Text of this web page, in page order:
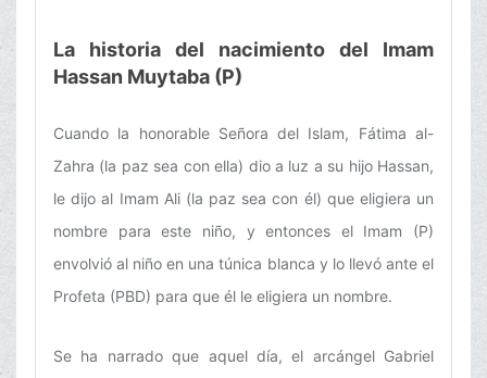
La historia del nacimiento del Imam
Hassan Muytaba (P)
Cuando la honorable Señora del Islam, Fátima al-
Zahra (la paz sea con ella) dio a luz a su hijo Hassan,
le dijo al Imam Ali (la paz sea con él) que eligiera un
nombre para este niño, y entonces el Imam (P)
envolvió al niño en una túnica blanca y lo llevó ante el
Profeta (PBD) para que él le eligiera un nombre.
Se ha narrado que aquel día, el arcángel Gabriel